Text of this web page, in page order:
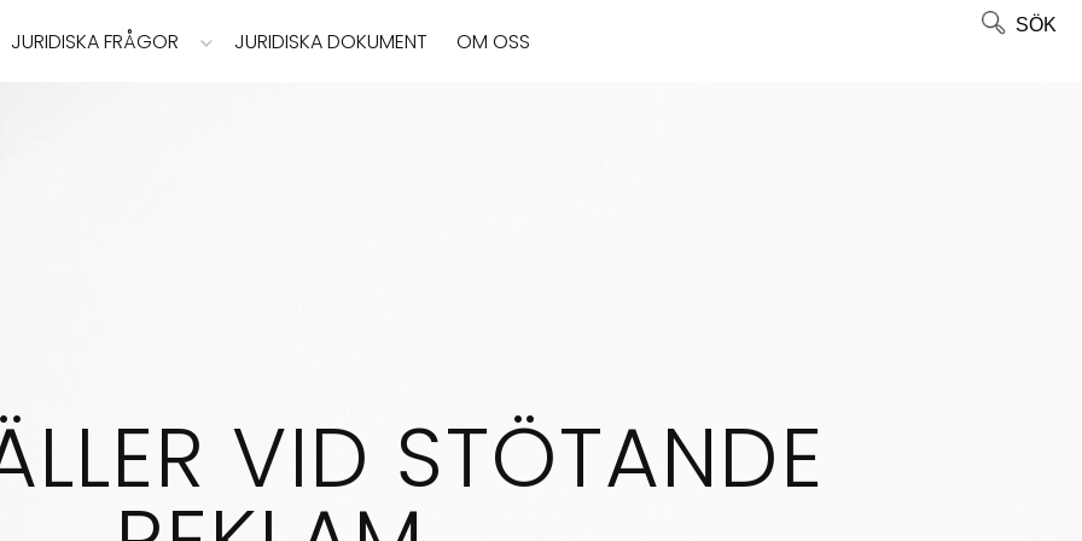
JURIDISKA FRÅGOR JURIDISKA DOKUMENT OM OSS
SÖK
VID STÖTANDE